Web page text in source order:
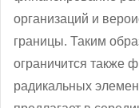
организаций и
границы. Таким
ограничится также
радикальных